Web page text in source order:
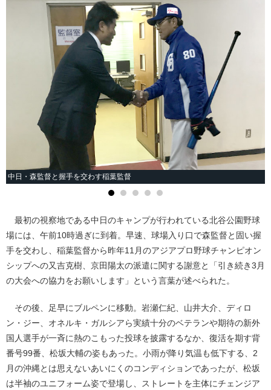
中日・森監督と握手を交わす稲葉監督
最初の視察地である中日のキャンプが行われている北谷公園野球
場には、午前10時過ぎに到着。早速、球場入り口で森監督と固い握
手を交わし、稲葉監督から昨年11月のアジアプロ野球チャンピオン
シップへの又吉克樹、京田陽太の派遣に関する謝意と「引き続き3月
の大会への協力をお願いします」という言葉が述べられた。
その後、足早にブルペンに移動。岩瀬仁紀、山井大介、ディロ
ン・ジー、オネルキ・ガルシアら実績十分のベテランや期待の新外
国人選手が一斉に熱のこもった投球を披露するなか、復活を期す背
番号99番、松坂大輔の姿もあった。小雨が降り気温も低下する、2
月の沖縄とは思えないあいにくのコンディションであったが、松坂
は半袖のユニフォーム姿で登場し、ストレートを主体にチェンジア